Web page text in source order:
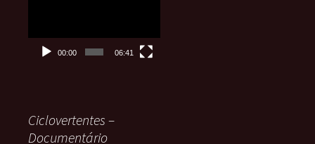
00:00 06:41
Ciclovertentes –
Documentário